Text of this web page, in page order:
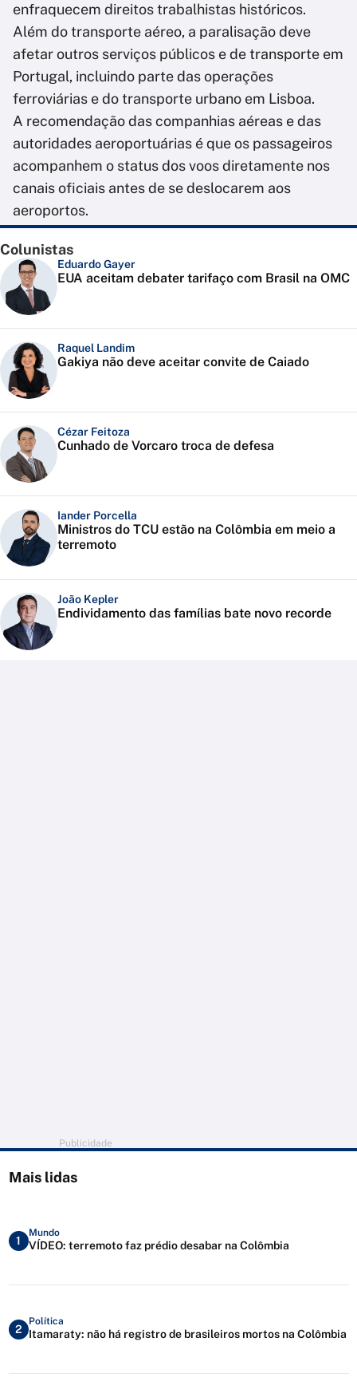
enfraquecem direitos trabalhistas históricos.
Além do transporte aéreo, a paralisação deve
afetar outros serviços públicos e de transporte em
Portugal, incluindo parte das operações
ferroviárias e do transporte urbano em Lisboa.
A recomendação das companhias aéreas e das
autoridades aeroportuárias é que os passageiros
acompanhem o status dos voos diretamente nos
canais oficiais antes de se deslocarem aos
aeroportos.
Colunistas
Eduardo Gayer
EUA aceitam debater tarifaço com Brasil na OMC
Raquel Landim
Gakiya não deve aceitar convite de Caiado
Cézar Feitoza
Cunhado de Vorcaro troca de defesa
Iander Porcella
Ministros do TCU estão na Colômbia em meio a
terremoto
João Kepler
Endividamento das famílias bate novo recorde
Publicidade
Mais lidas
1
Mundo
VÍDEO: terremoto faz prédio desabar na Colômbia
2
Política
Itamaraty: não há registro de brasileiros mortos na Colômbia